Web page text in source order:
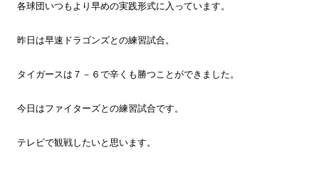
各球団いつもより早めの実践形式に入っています。
昨日は早速ドラゴンズとの練習試合。
タイガースは７－６で辛くも勝つことができました。
今日はファイターズとの練習試合です。
テレビで観戦したいと思います。